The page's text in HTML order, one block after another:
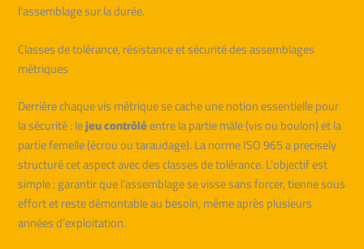
l’assemblage sur la durée.
Classes de tolérance, résistance et sécurité des assemblages
métriques
Derrière chaque vis métrique se cache une notion essentielle pour
la sécurité : lejeu contrôléentre la partie mâle (vis ou boulon) et la
partie femelle (écrou ou taraudage). La norme ISO 965 a precisely
structuré cet aspect avec des classes de tolérance. L’objectif est
simple : garantir que l’assemblage se visse sans forcer, tienne sous
effort et reste démontable au besoin, même après plusieurs
années d’exploitation.